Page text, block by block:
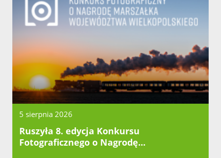
5 sierpnia 2026
Ruszyła 8. edycja Konkursu
Fotograficznego o Nagrodę...